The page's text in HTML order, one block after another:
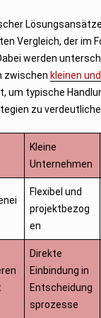
Vergleich, der im
werden
zwischen kleinen
um typische
zu
Kleine
Unternehmen
Flexibel und
projektbezog
en
Direkte
Einbindung in
Entscheidung
sprozesse